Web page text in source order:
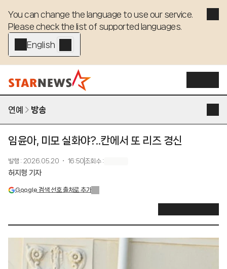
You can change the language to use our service.
Please check the list of supported languages.
English - EN
연예 방송
임윤아, 미모 실화야?..칸에서 또 리즈 경신
발행 : 2026.05.20 ・ 16:50 조회수:
허지형 기자
Google 검색 선호 출처로 추가